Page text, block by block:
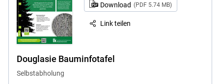
Download (PDF 5.74 MB)
Link teilen
Douglasie Bauminfotafel
Selbstabholung